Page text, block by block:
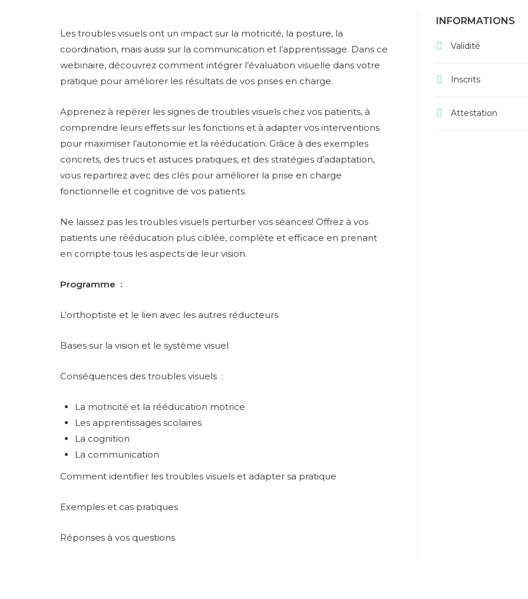
Les troubles visuels ont un impact sur la motricité, la posture, la
coordination, mais aussi sur la communication et l’apprentissage. Dans ce
webinaire, découvrez comment intégrer l’évaluation visuelle dans votre
pratique pour améliorer les résultats de vos prises en charge.
Apprenez à repérer les signes de troubles visuels chez vos patients, à
comprendre leurs effets sur les fonctions et à adapter vos interventions
pour maximiser l’autonomie et la rééducation. Grâce à des exemples
concrets, des trucs et astuces pratiques, et des stratégies d’adaptation,
vous repartirez avec des clés pour améliorer la prise en charge
fonctionnelle et cognitive de vos patients.
Ne laissez pas les troubles visuels perturber vos séances! Offrez à vos
patients une rééducation plus ciblée, complète et efficace en prenant
en compte tous les aspects de leur vision.
Programme :
L’orthoptiste et le lien avec les autres réducteurs
Bases sur la vision et le système visuel
Conséquences des troubles visuels :
La motricité et la rééducation motrice
Les apprentissages scolaires
La cognition
La communication
Comment identifier les troubles visuels et adapter sa pratique
Exemples et cas pratiques
Réponses à vos questions
INFORMATIONS
Validité
Inscrits
Attestation